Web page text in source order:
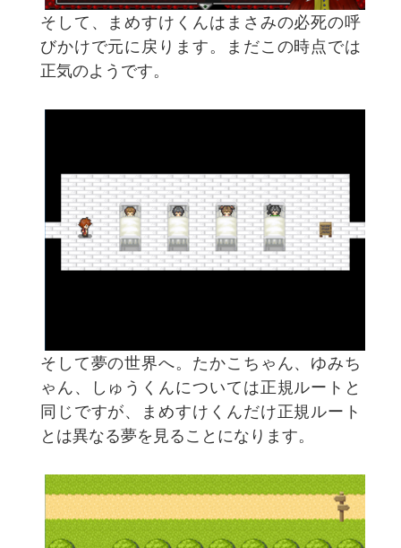
そして、まめすけくんはまさみの必死の呼
びかけで元に戻ります。まだこの時点では
正気のようです。
そして夢の世界へ。たかこちゃん、ゆみち
ゃん、しゅうくんについては正規ルートと
同じですが、まめすけくんだけ正規ルート
とは異なる夢を見ることになります。